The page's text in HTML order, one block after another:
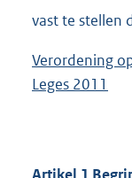
vast te stellen
Verordening
Leges 2011